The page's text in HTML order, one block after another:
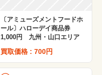
〔アミューズメントフードホ
ール〕ハローデイ商品券
1,000円 九州・山口エリア
買取価格 : 700円